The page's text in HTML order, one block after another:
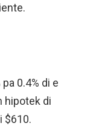
0.4% di e
hipotek di
$610.